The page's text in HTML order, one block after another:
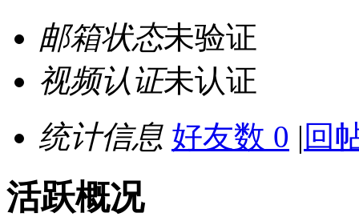
邮箱状态未验证
视频认证未认证
统计信息 好友数 0 | 回
活跃概况